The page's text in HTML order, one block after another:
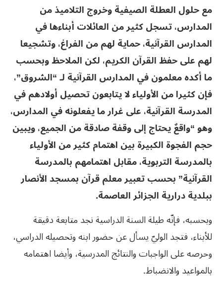
مع حلول العطلة الصيفية وخروج التلاميذ من
المدارس، تسجل كثير من العائلات أبناءها في
المدارس القرآنية، حماية لهم من الفراغ، وتشجيعا
لهم على حفظ القرآن الكريم، لكن الملاحظ وبحسب
ما أكده معلمون في المدارس القرآنية لـ “الشروق”،
فإن كثيرا من الأولياء لا يتابعون تحصيل أولادهم في
المدرسة القرآنية، على غرار ما يفعلونه في المدارس،
وهو “واقعٌ يحتاج إلى وقفة صادقة من الجميع، ويبين
حجم الفجوة الكبيرة بين اهتمام كثير من الأولياء
بالمدرسة التربوية، مقابل اهتمامهم بالمدرسة
القرآنية” بحسب تعبير معلم قرآن بمسجد الأنصار
ببلدية درارية الجزائر العاصمة.
وبحسبه، فإنّه طيلة السنة الدراسية نجد متابعة دقيقة
للأبناء، فتجد الوليّ يسأل عن حضور ابنه وتحصيله الدراسي،
وحرصه على الواجبات والنتائج المدرسية، وأيضا اهتمامه
بالمواعيد والانضباط.